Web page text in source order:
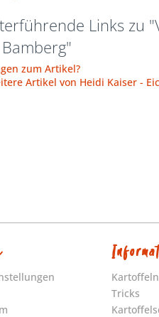
Links zu
zum Artikel?
Artikel von Heidi Kaiser -
Tricks